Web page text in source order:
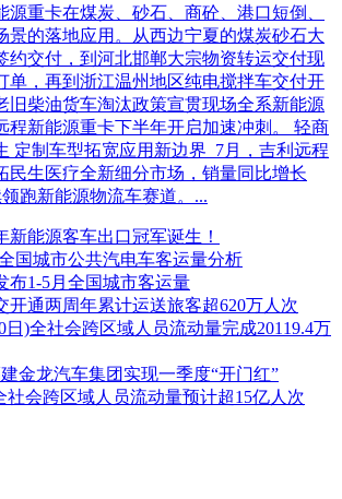
源重卡在煤炭、砂石、商砼、港口短倒、
景的落地应用。从西边宁夏的煤炭砂石大
约交付，到河北邯郸大宗物资转运交付现
单，再到浙江温州地区纯电搅拌车交付开
旧柴油货车淘汰政策宣贯现场全系新能源
程新能源重卡下半年开启加速冲刺。 轻商
定制车型拓宽应用新边界 7月，吉利远程
民生医疗全新细分市场，销量同比增长
跑新能源物流车赛道。...
新能源客车出口冠军诞生！
国城市公共汽电车客运量分析
布1-5月全国城市客运量
开通两周年累计运送旅客超620万人次
日)全社会跨区域人员流动量完成20119.4万
金龙汽车集团实现一季度“开门红”
社会跨区域人员流动量预计超15亿人次